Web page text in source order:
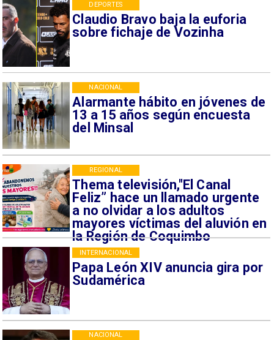
Claudio Bravo baja la euforia
sobre fichaje de Vozinha
DEPORTES
Alarmante hábito en jóvenes de
13 a 15 años según encuesta
del Minsal
NACIONAL
Thema televisión,"El Canal
Feliz” hace un llamado urgente
a no olvidar a los adultos
mayores víctimas del aluvión en
la Región de Coquimbo
REGIONAL
Papa León XIV anuncia gira por
Sudamérica
INTERNACIONAL
NACIONAL